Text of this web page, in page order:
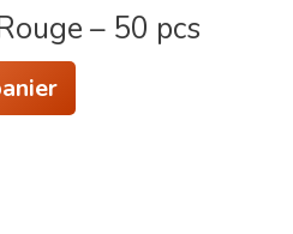
– 50 pcs